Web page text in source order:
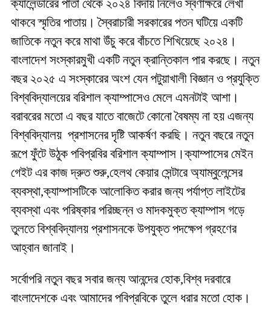
ক্যালেন্ডারের পাতা থেকে ২০২৪ বিদায় নিলেও স্বর্ণাক্ষরে লেখা
থাকবে স্মৃতির পাতায়। স্বৈরাচারী সরকারের পতন ঘটিয়ে একটি
জাতিকে নতুন করে মাথা উঁচু করে বাঁচতে শিখিয়েছে ২০২৪।
বাংলাদেশ সংস্কারমুখী একটি নতুন ক্রান্তিকাল পার করছে। নতুন
বছর ২০২৫ এ সংস্কারের অংশ যেন পটুয়াখালী বিজ্ঞান ও প্রযুক্তি
বিশ্ববিদ্যালয়ের বরিশাল ক্যাম্পাসেও মেলে এমনটাই আশা।
বরাবরের মতো এ বছর যাতে বাজেটে কোনো বৈষম্য না হয় এজন্য
বিশ্ববিদ্যালয় প্রশাসনের দৃষ্টি আকর্ষণ করছি। নতুন বছরে নতুন
রূপে ফুঁটে উঠুক পবিপ্রবির বরিশাল ক্যাম্পাস।ক্যাম্পাসের মেইন
গেইট এর কাজ দ্রুত শুরু,হেলথ কেয়ার সেন্টারে অ্যাম্বুলেন্সের
ব্যবস্থা,ক্যাম্পাসটিকে আলোকিত করার জন্য পর্যাপ্ত লাইটের
ব্যবস্থা এবং পরিষ্কার পরিচ্ছন্ন ও মাদকমুক্ত ক্যাম্পাস গড়ে
তুলতে বিশ্ববিদ্যালয় প্রশাসনকে উপযুক্ত পদক্ষেপ গ্রহণের
আহ্বান জানাই।
সর্বোপরি নতুন বছর সবার জন্য আনন্দের হোক,বিশ্ব দরবারে
বাংলাদেশকে এবং আমাদের পবিপ্রবিকে তুলে ধরার মতো হোক।